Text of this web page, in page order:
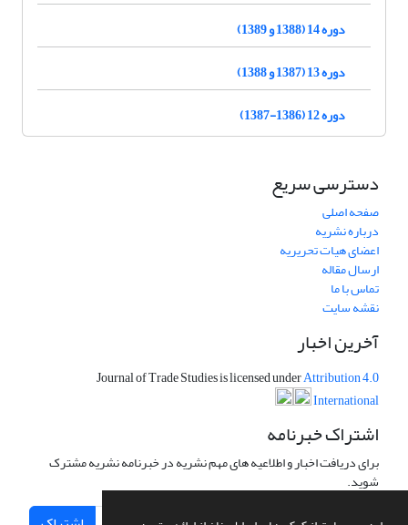
دوره 14 (1388 و 1389)
دوره 13 (1387 و 1388)
دوره 12 (1386-1387)
دسترسی سریع
صفحه اصلی
درباره نشریه
اعضای هیات تحریریه
ارسال مقاله
تماس با ما
نقشه سایت
آخرین اخبار
Journal of Trade Studies is licensed underAttribution 4.0
International
اشتراک خبرنامه
برای دریافت اخبار و اطلاعیه های مهم نشریه در خبرنامه نشریه مشترک
شوید.